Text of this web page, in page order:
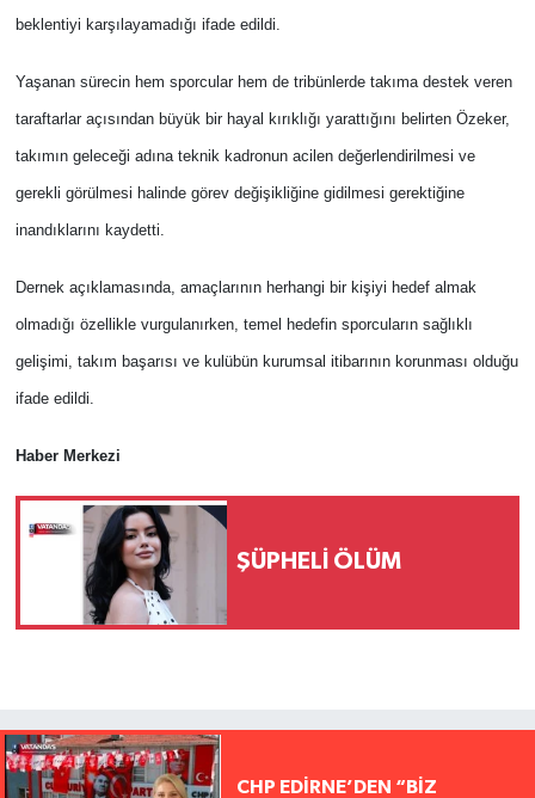
beklentiyi karşılayamadığı ifade edildi.
Yaşanan sürecin hem sporcular hem de tribünlerde takıma destek veren
taraftarlar açısından büyük bir hayal kırıklığı yarattığını belirten Özeker,
takımın geleceği adına teknik kadronun acilen değerlendirilmesi ve
gerekli görülmesi halinde görev değişikliğine gidilmesi gerektiğine
inandıklarını kaydetti.
Dernek açıklamasında, amaçlarının herhangi bir kişiyi hedef almak
olmadığı özellikle vurgulanırken, temel hedefin sporcuların sağlıklı
gelişimi, takım başarısı ve kulübün kurumsal itibarının korunması olduğu
ifade edildi.
Haber Merkezi
ŞÜPHELİ ÖLÜM
CHP EDİRNE’DEN “BİZ